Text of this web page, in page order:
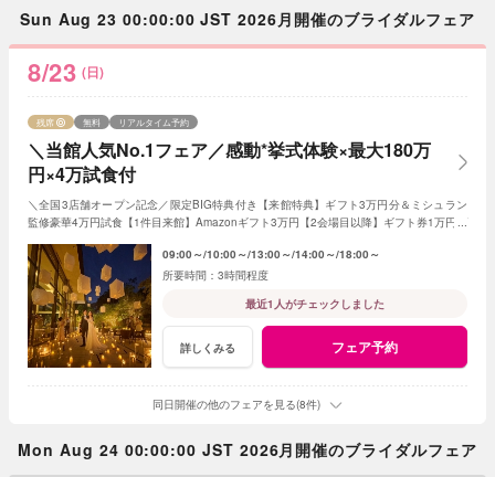
Sun Aug 23 00:00:00 JST 2026月開催のブライダルフェア
8/23 (日)
＼当館人気No.1フェア／感動*挙式体験×最大180万
円×4万試食付
残席 無料 リアルタイム予約
＼全国3店舗オープン記念／限定BIG特典付き【来館特典】ギフト3万円分＆ミシュラン
監修豪華4万円試食【1件目来館】Amazonギフト3万円【2会場目以降】ギフト券1万円プ
09:00～ 10:00～ 13:00～ 14:00～ 18:00～
3時間程度
最近1人がチェックしました
詳しくみる フェア予約
同日開催の他のフェアを見る(8件)
Mon Aug 24 00:00:00 JST 2026月開催のブライダルフェア